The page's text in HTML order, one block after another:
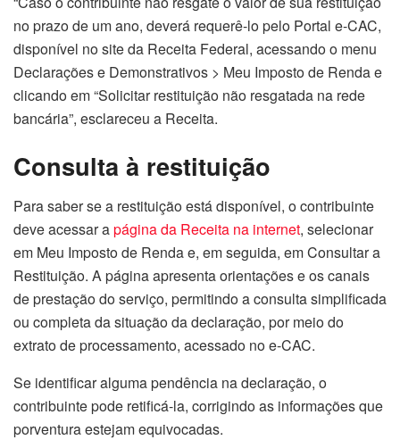
no prazo de um ano, deverá requerê-lo pelo Portal e-CAC,
disponível no site da Receita Federal, acessando o menu
Declarações e Demonstrativos > Meu Imposto de Renda e
clicando em “Solicitar restituição não resgatada na rede
bancária”, esclareceu a Receita.
Consulta à restituição
Para saber se a restituição está disponível, o contribuinte
deve acessar apágina da Receita na internet, selecionar
em Meu Imposto de Renda e, em seguida, em Consultar a
Restituição. A página apresenta orientações e os canais
de prestação do serviço, permitindo a consulta simplificada
ou completa da situação da declaração, por meio do
extrato de processamento, acessado no e-CAC.
Se identificar alguma pendência na declaração, o
contribuinte pode retificá-la, corrigindo as informações que
porventura estejam equivocadas.